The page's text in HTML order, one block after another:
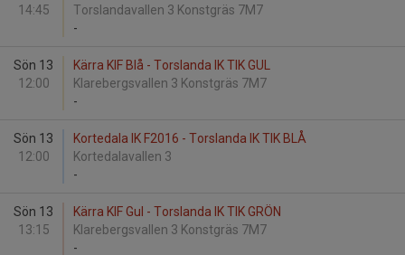
14:45
Torslandavallen 3 Konstgräs 7M7
-
Sön 13
12:00
Kärra KIF Blå - Torslanda IK TIK GUL
Klarebergsvallen 3 Konstgräs 7M7
-
Sön 13
12:00
Kortedala IK F2016 - Torslanda IK TIK BLÅ
Kortedalavallen 3
-
Sön 13
13:15
Kärra KIF Gul - Torslanda IK TIK GRÖN
Klarebergsvallen 3 Konstgräs 7M7
-